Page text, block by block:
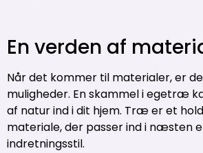
En verden af
Når det kommer til materialer, er
muligheder. En skammel i egetræ
af natur ind i dit hjem. Træ er et
materiale, der passer ind i næsten
indretningsstil.